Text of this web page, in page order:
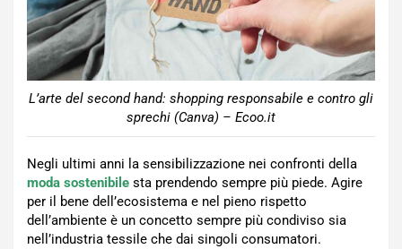
L’arte del second hand: shopping responsabile e contro gli
sprechi (Canva) – Ecoo.it
Negli ultimi anni la sensibilizzazione nei confronti della
moda sostenibile sta prendendo sempre più piede. Agire
per il bene dell’ecosistema e nel pieno rispetto
dell’ambiente è un concetto sempre più condiviso sia
nell’industria tessile che dai singoli consumatori.